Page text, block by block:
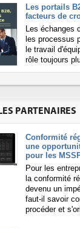
Les portails
facteurs de
Les échanges
les processus
le travail
rôle toujours
PARTENAIRES
Conformité
une
pour les
Pour les
la conformité
devenu un
faut-il savoir
procéder et